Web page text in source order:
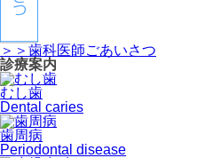
＞＞歯科医師ごあいさつ
診療案内
むし歯
Dental caries
歯周病
Periodontal disease